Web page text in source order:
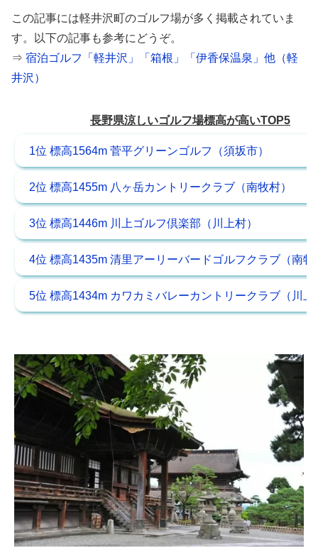
この記事には軽井沢町のゴルフ場が多く掲載されていま
す。以下の記事も参考にどうぞ。
⇒ 宿泊ゴルフ「軽井沢」「箱根」「伊香保温泉」他（軽
井沢）
長野県涼しいゴルフ場標高が高いTOP5
1位 標高1564m 菅平グリーンゴルフ（須坂市）
2位 標高1455m 八ヶ岳カントリークラブ（南牧村）
3位 標高1446m 川上ゴルフ倶楽部（川上村）
4位 標高1435m 清里アーリーバードゴルフクラブ（南牧
5位 標高1434m カワカミバレーカントリークラブ（川上